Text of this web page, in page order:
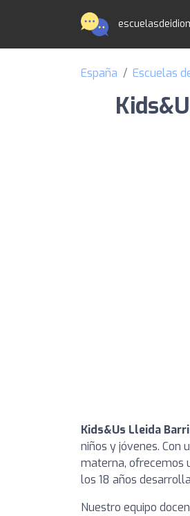
España Escuelas
Kids&Us Lleida
niños y jóvenes. Con
materna, ofrecemos
los 18 años
Nuestro equipo